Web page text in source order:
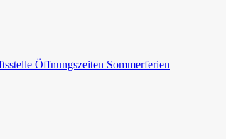
Öffnungszeiten Sommerferien